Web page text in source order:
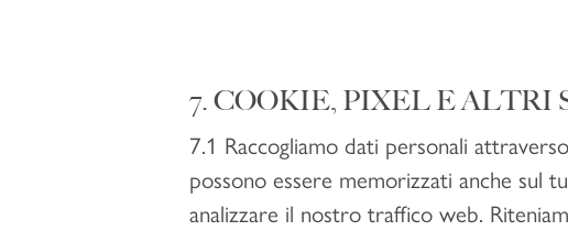
7. COOKIE, PIXEL E
7.1 Raccogliamo dati personali
possono essere memorizzati anche sul
analizzare il nostro traffico web.